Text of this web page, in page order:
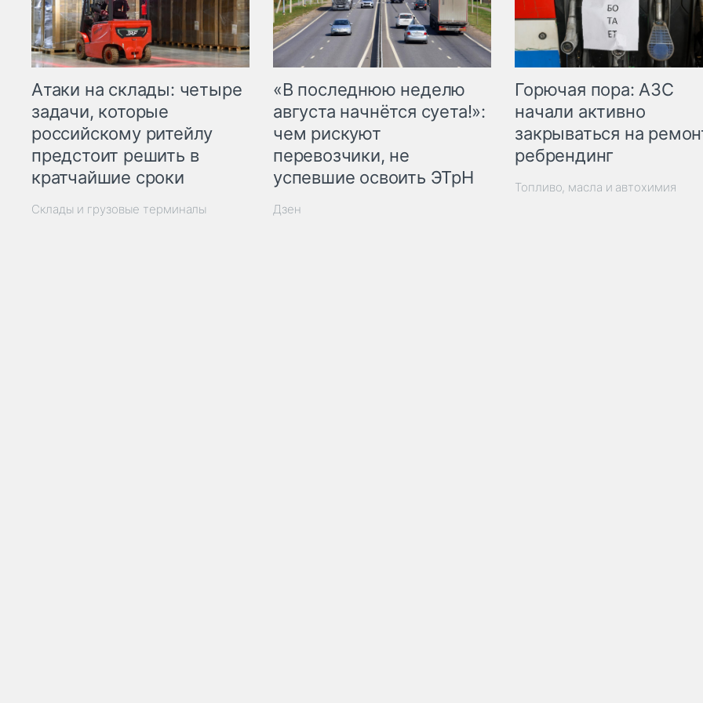
Атаки на склады: четыре
задачи, которые
российскому ритейлу
предстоит решить в
кратчайшие сроки
Склады и грузовые терминалы
«В последнюю неделю
августа начнётся суета!»:
чем рискуют
перевозчики, не
успевшие освоить ЭТрН
Дзен
Горючая пора: АЗС
начали активно
закрываться на
ребрендинг
Топливо, масла и автохимия